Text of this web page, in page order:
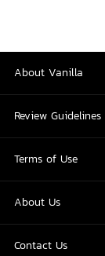
About Vanilla
Review Guidelines
Terms of Use
About Us
Contact Us